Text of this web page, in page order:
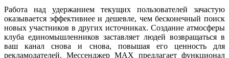
Работа над удержанием текущих пользователей зачастую
оказывается эффективнее и дешевле, чем бесконечный поиск
новых участников в других источниках. Создание атмосферы
клуба единомышленников заставляет людей возвращаться в
ваш канал снова и снова, повышая его ценность для
рекламодателей. Мессенджер MAX предлагает функционал